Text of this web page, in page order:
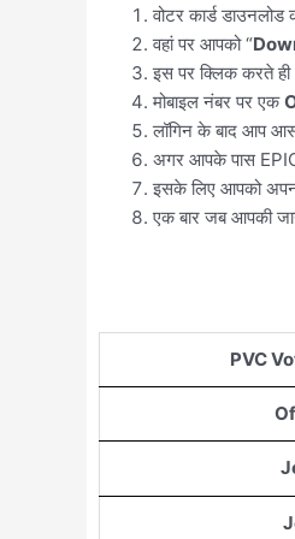
वोटर कार्ड
वहां पर आपको “
इस पर क्लिक करते
मोबाइल नंबर पर एक
लॉगिन के बाद आप
अगर आपके पास
इसके लिए आपको अपना
एक बार जब आपकी
PVC